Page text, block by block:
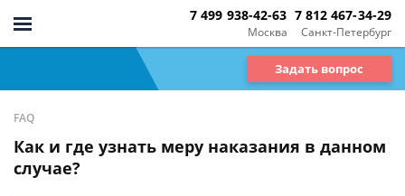
Москва
7 499 938-42-63
Санкт-Петербург
7 812 467-34-29
Задать вопрос
FAQ
Как и где узнать меру наказания в данном
случае?